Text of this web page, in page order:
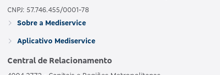
CNPJ: 57.746.455/0001-78
Sobre a Mediservice
Aplicativo Mediservice
Central de Relacionamento